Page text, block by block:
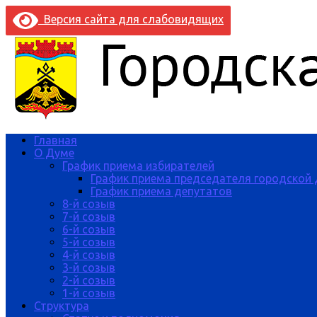
Версия сайта для слабовидящих
Главная
О Думе
График приема избирателей
График приема председателя
График приема депутатов
8-й созыв
7-й созыв
6-й созыв
5-й созыв
4-й созыв
3-й созыв
2-й созыв
1-й созыв
Структура